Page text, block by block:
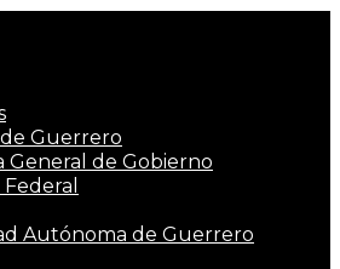
Guerrero
General de Gobierno
Autónoma de Guerrero